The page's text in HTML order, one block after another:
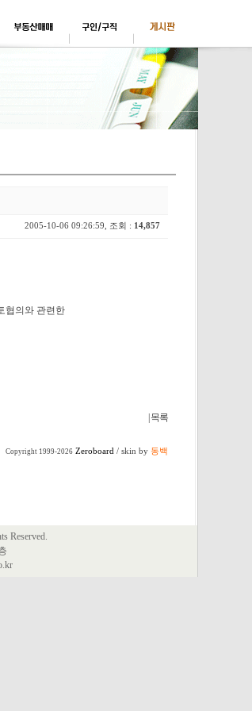
2005-10-06 09:26:59, 조회 : 14,857
협의와 관련한
| 목록
Copyright 1999-2026 Zeroboard / skin by 동백
Reserved.